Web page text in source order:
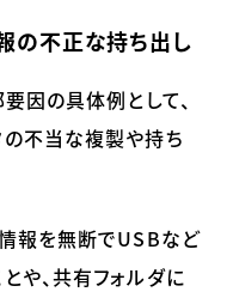
の不正な持ち出し
因の具体例として、
不当な複製や持ち
報を無断でUSBなど
や、共有フォルダに